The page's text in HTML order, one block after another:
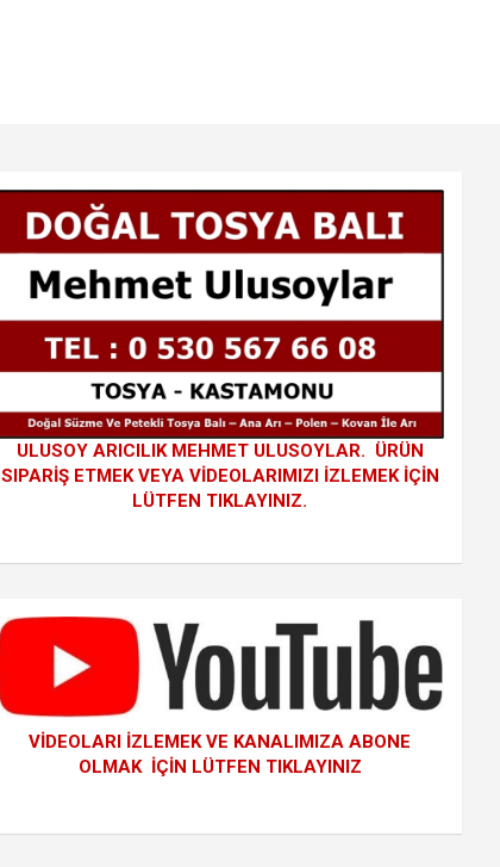
ULUSOY ARICILIK MEHMET ULUSOYLAR. ÜRÜN
SIPARİŞ ETMEK VEYA VİDEOLARIMIZI İZLEMEK İÇİN
LÜTFEN TIKLAYINIZ.
VİDEOLARI İZLEMEK VE KANALIMIZA ABONE
OLMAK İÇİN LÜTFEN TIKLAYINIZ